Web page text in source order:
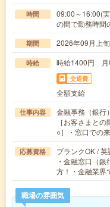
時間
09:00～16:00(
の間で勤務時間
期間 2026年09月上
時給 時給1400円 月
交通費
全額支給
仕事内容
金融事務（銀行）
［お客さまと
○］・窓口での
応募資格
ブランクOK /
・金融窓口（
方！・金融業界
職場の雰囲気